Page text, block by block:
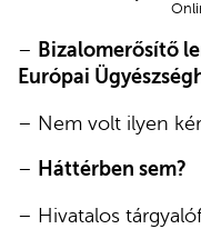
– Bizalomerősítő
Európai
– Nem volt ilyen
– Háttérben sem?
– Hivatalos